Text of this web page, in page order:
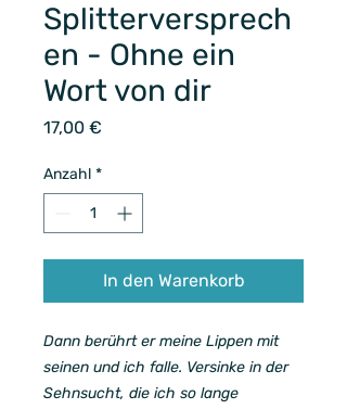
Splitterversprech
en - Ohne ein
Wort von dir
17,00 €
Anzahl *
In den Warenkorb
Dann berührt er meine Lippen mit
seinen und ich falle. Versinke in der
Sehnsucht, die ich so lange